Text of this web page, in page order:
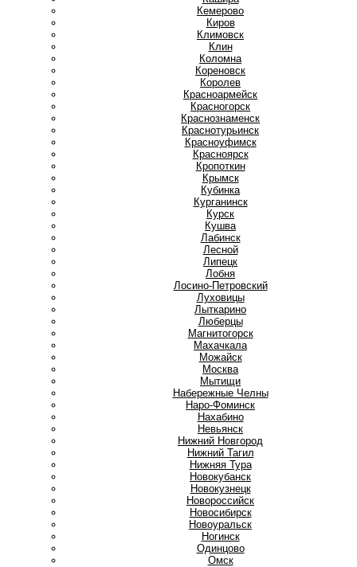
Кемерово
Киров
Климовск
Клин
Коломна
Кореновск
Королев
Красноармейск
Красногорск
Краснознаменск
Краснотурьинск
Красноуфимск
Красноярск
Кропоткин
Крымск
Кубинка
Курганинск
Курск
Кушва
Лабинск
Лесной
Липецк
Лобня
Лосино-Петровский
Луховицы
Лыткарино
Люберцы
Магнитогорск
Махачкала
Можайск
Москва
Мытищи
Набережные Челны
Наро-Фоминск
Нахабино
Невьянск
Нижний Новгород
Нижний Тагил
Нижняя Тура
Новокубанск
Новокузнецк
Новороссийск
Новосибирск
Новоуральск
Ногинск
Одинцово
Омск